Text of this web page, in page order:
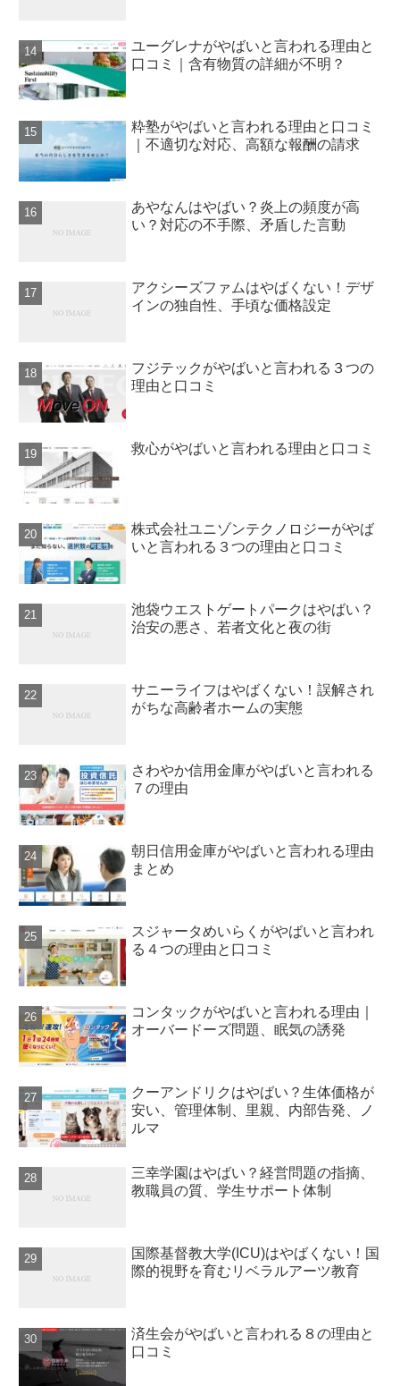
ユーグレナがやばいと言われる理由と
口コミ｜含有物質の詳細が不明？
粋塾がやばいと言われる理由と口コミ
｜不適切な対応、高額な報酬の請求
あやなんはやばい？炎上の頻度が高
い？対応の不手際、矛盾した言動
アクシーズファムはやばくない！デザ
インの独自性、手頃な価格設定
フジテックがやばいと言われる３つの
理由と口コミ
救心がやばいと言われる理由と口コミ
株式会社ユニゾンテクノロジーがやば
いと言われる３つの理由と口コミ
池袋ウエストゲートパークはやばい？
治安の悪さ、若者文化と夜の街
サニーライフはやばくない！誤解され
がちな高齢者ホームの実態
さわやか信用金庫がやばいと言われる
７の理由
朝日信用金庫がやばいと言われる理由
まとめ
スジャータめいらくがやばいと言われ
る４つの理由と口コミ
コンタックがやばいと言われる理由｜
オーバードーズ問題、眠気の誘発
クーアンドリクはやばい？生体価格が
安い、管理体制、里親、内部告発、ノ
ルマ
三幸学園はやばい？経営問題の指摘、
教職員の質、学生サポート体制
国際基督教大学(ICU)はやばくない！国
際的視野を育むリベラルアーツ教育
済生会がやばいと言われる８の理由と
口コミ